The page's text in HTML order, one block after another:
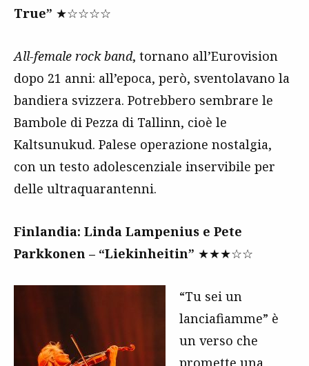
True” ★☆☆☆☆
All-female rock band, tornano all’Eurovision
dopo 21 anni: all’epoca, però, sventolavano la
bandiera svizzera. Potrebbero sembrare le
Bambole di Pezza di Tallinn, cioè le
Kaltsunukud. Palese operazione nostalgia,
con un testo adolescenziale inservibile per
delle ultraquarantenni.
Finlandia: Linda Lampenius e Pete
Parkkonen – “Liekinheitin” ★★★☆☆
“Tu sei un
lanciafiamme” è
un verso che
promette una